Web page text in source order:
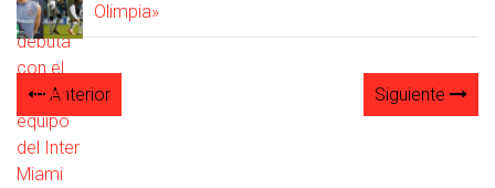
Olimpia»
Anterior Siguiente